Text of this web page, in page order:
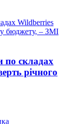
по складах
річного